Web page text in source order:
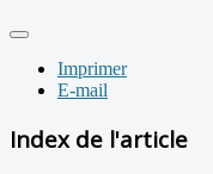
Imprimer
E-mail
Index de l'article